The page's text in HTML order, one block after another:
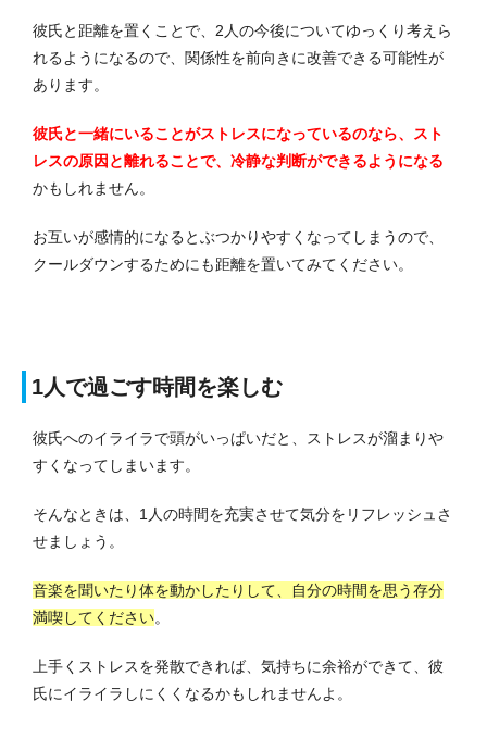
彼氏と距離を置くことで、2人の今後についてゆっくり考えら
れるようになるので、関係性を前向きに改善できる可能性が
あります。
彼氏と一緒にいることがストレスになっているのなら、スト
レスの原因と離れることで、冷静な判断ができるようになる
かもしれません。
お互いが感情的になるとぶつかりやすくなってしまうので、
クールダウンするためにも距離を置いてみてください。
1人で過ごす時間を楽しむ
彼氏へのイライラで頭がいっぱいだと、ストレスが溜まりや
すくなってしまいます。
そんなときは、1人の時間を充実させて気分をリフレッシュさ
せましょう。
音楽を聞いたり体を動かしたりして、自分の時間を思う存分
満喫してください。
上手くストレスを発散できれば、気持ちに余裕ができて、彼
氏にイライラしにくくなるかもしれませんよ。